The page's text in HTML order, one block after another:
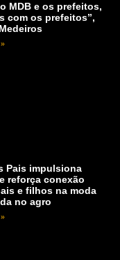
MDB e os prefeitos,
com os prefeitos”,
Pais impulsiona
reforça conexão
e filhos na moda
no agro